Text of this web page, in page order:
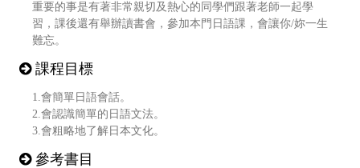
重要的事是有著非常親切及熱心的同學們跟著老師一起學
習，課後還有舉辦讀書會，參加本門日語課，會讓你/妳一生
難忘。
課程目標
1.會簡單日語會話。
2.會認識簡單的日語文法。
3.會粗略地了解日本文化。
參考書目